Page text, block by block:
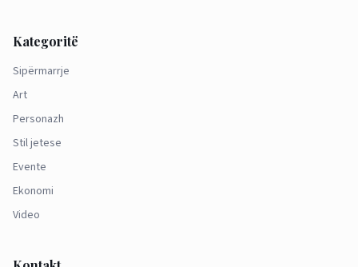
Kategoritë
Sipërmarrje
Art
Personazh
Stil jetese
Evente
Ekonomi
Video